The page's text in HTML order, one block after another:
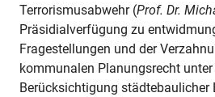
Terrorismusabwehr (Prof. Dr.
Präsidialverfügung zu
Fragestellungen und der
kommunalen Planungsrecht unter
Berücksichtigung städtebaulicher